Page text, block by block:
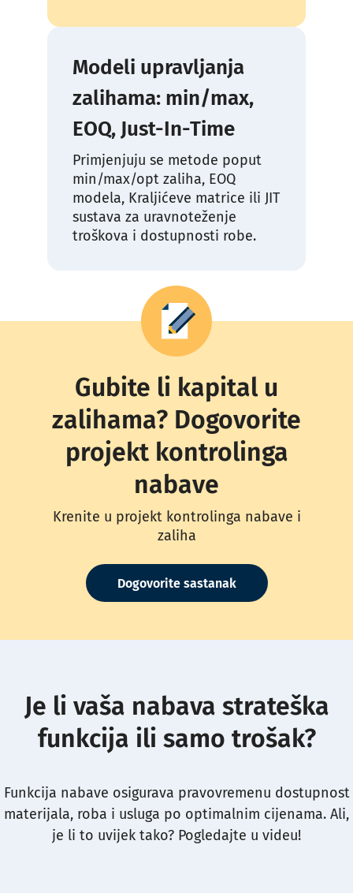
Modeli upravljanja
zalihama: min/max,
EOQ, Just-In-Time
Primjenjuju se metode poput
min/max/opt zaliha, EOQ
modela, Kraljićeve matrice ili JIT
sustava za uravnoteženje
troškova i dostupnosti robe.
Gubite li kapital u
zalihama? Dogovorite
projekt kontrolinga
nabave
Krenite u projekt kontrolinga nabave i
zaliha
Dogovorite sastanak
Je li vaša nabava strateška
funkcija ili samo trošak?
Funkcija nabave osigurava pravovremenu dostupnost
materijala, roba i usluga po optimalnim cijenama. Ali,
je li to uvijek tako? Pogledajte u videu!